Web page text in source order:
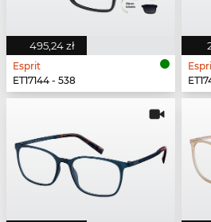
495,24 zł
Esprit
ET17144 - 538